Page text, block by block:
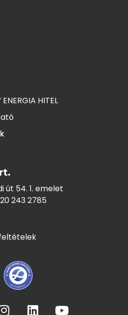
HITEL
út 54. 1. emelet
243 2785